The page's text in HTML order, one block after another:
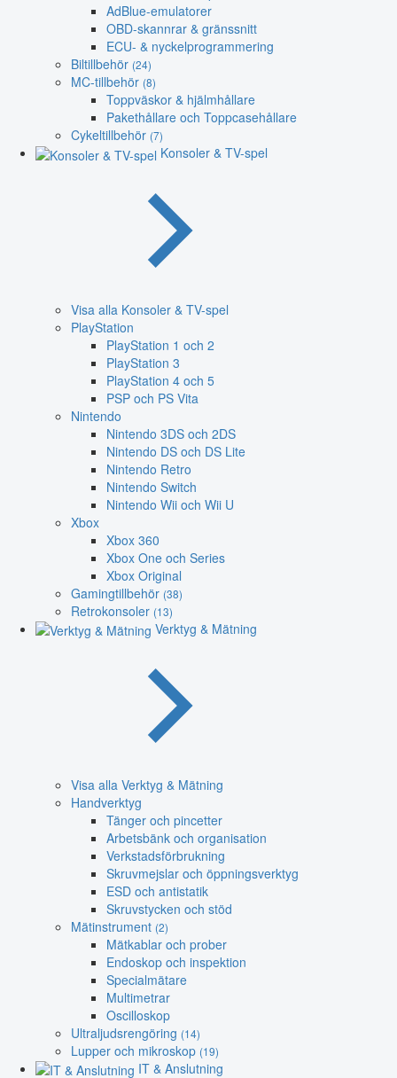
AdBlue-emulatorer
OBD-skannrar & gränssnitt
ECU- & nyckelprogrammering
Biltillbehör (24)
MC-tillbehör (8)
Toppväskor & hjälmhållare
Pakethållare och Toppcasehållare
Cykeltillbehör (7)
Konsoler & TV-spel
Visa alla Konsoler & TV-spel
PlayStation
PlayStation 1 och 2
PlayStation 3
PlayStation 4 och 5
PSP och PS Vita
Nintendo
Nintendo 3DS och 2DS
Nintendo DS och DS Lite
Nintendo Retro
Nintendo Switch
Nintendo Wii och Wii U
Xbox
Xbox 360
Xbox One och Series
Xbox Original
Gamingtillbehör (38)
Retrokonsoler (13)
Verktyg & Mätning
Visa alla Verktyg & Mätning
Handverktyg
Tänger och pincetter
Arbetsbänk och organisation
Verkstadsförbrukning
Skruvmejslar och öppningsverktyg
ESD och antistatik
Skruvstycken och stöd
Mätinstrument (2)
Mätkablar och prober
Endoskop och inspektion
Specialmätare
Multimetrar
Oscilloskop
Ultraljudsrengöring (14)
Lupper och mikroskop (19)
IT & Anslutning